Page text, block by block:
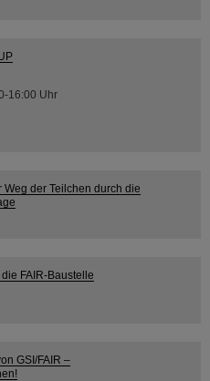
16:00 Uhr
Weg der Teilchen durch die
FAIR-Baustelle
GSI/FAIR –